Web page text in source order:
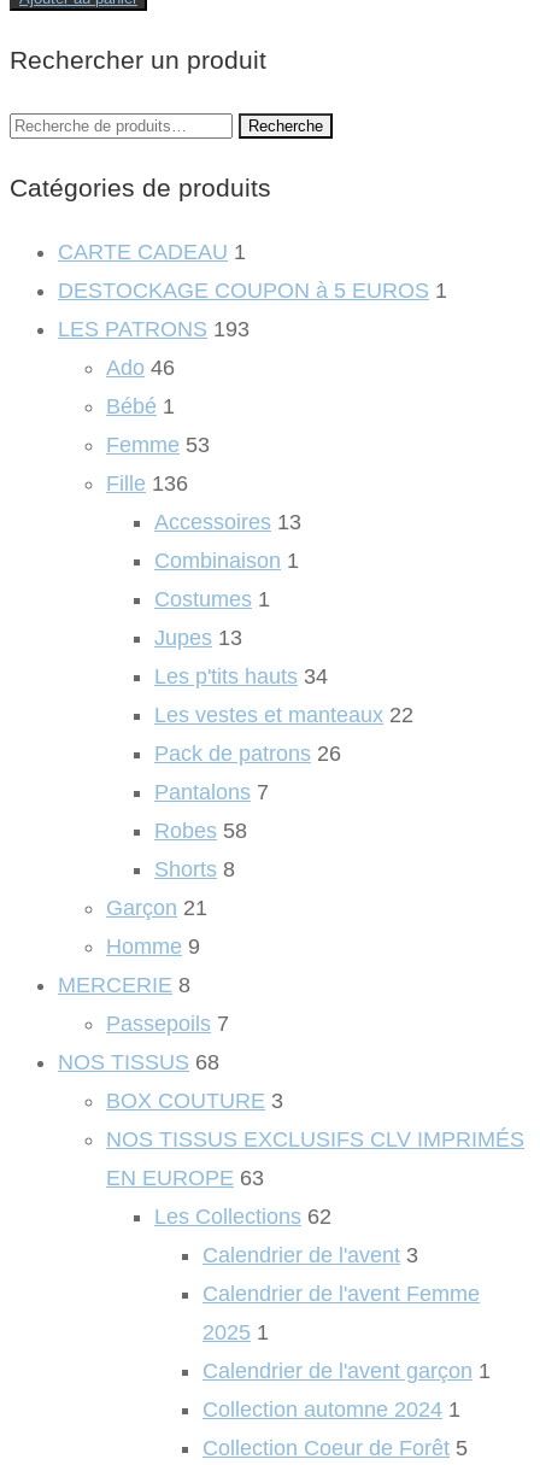
était :
9.90€.
est :
4.95€.
Rechercher un produit
Recherche
Recherche
Catégories de produits
CARTE CADEAU 1
DESTOCKAGE COUPON à 5 EUROS 1
LES PATRONS 193
Ado 46
Bébé 1
Femme 53
Fille 136
Accessoires 13
Combinaison 1
Costumes 1
Jupes 13
Les p'tits hauts 34
Les vestes et manteaux 22
Pack de patrons 26
Pantalons 7
Robes 58
Shorts 8
Garçon 21
Homme 9
MERCERIE 8
Passepoils 7
NOS TISSUS 68
BOX COUTURE 3
NOS TISSUS EXCLUSIFS CLV IMPRIMÉS
EN EUROPE 63
Les Collections 62
Calendrier de l'avent 3
Calendrier de l'avent Femme
2025 1
Calendrier de l'avent garçon 1
Collection automne 2024 1
Collection Coeur de Forêt 5